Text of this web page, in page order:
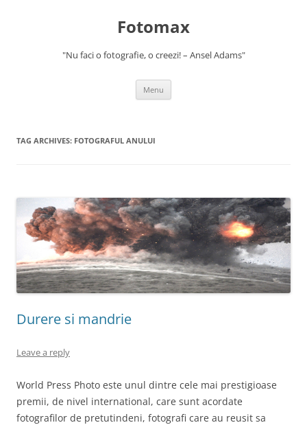
Fotomax
"Nu faci o fotografie, o creezi! – Ansel Adams"
Menu
TAG ARCHIVES: FOTOGRAFUL ANULUI
Durere si mandrie
Leave a reply
World Press Photo este unul dintre cele mai prestigioase
premii, de nivel international, care sunt acordate
fotografilor de pretutindeni, fotografi care au reusit sa